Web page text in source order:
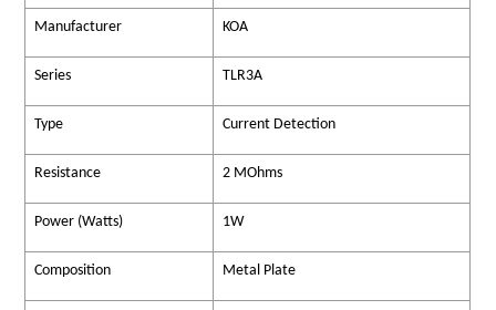
Manufacturer KOA
Series TLR3A
Type Current Detection
Resistance 2 MOhms
Power (Watts) 1W
Composition Metal Plate